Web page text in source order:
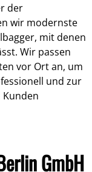
der
wir modernste
mit denen
Wir passen
vor Ort an, um
und zur
GmbH